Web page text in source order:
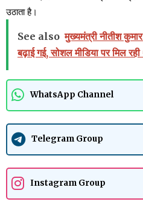
उठाता है।
See also मुख्यमंत्री नीतीश
बढ़ाई गई, सोशल मीडिया पर मिल
WhatsApp Channel
Telegram Group
Instagram Group